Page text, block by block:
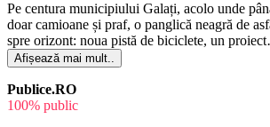
Pe centura municipiului Galați, acolo unde
doar camioane și praf, o panglică neagră de
spre orizont: noua pistă de biciclete, un
Afișează mai mult..
Publice.RO
100% public